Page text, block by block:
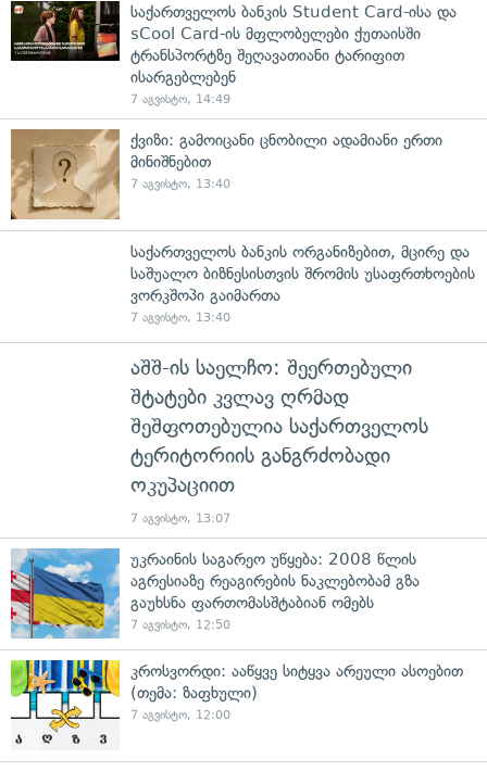
საქართველოს ბანკის Student Card-ისა და
sCool Card-ის მფლობელები ქუთაისში
ტრანსპორტზე შეღავათიანი ტარიფით
ისარგებლებენ
7 აგვისტო, 14:49
ქვიზი: გამოიცანი ცნობილი ადამიანი ერთი
მინიშნებით
7 აგვისტო, 13:40
საქართველოს ბანკის ორგანიზებით, მცირე და
საშუალო ბიზნესისთვის შრომის უსაფრთხოების
ვორკშოპი გაიმართა
7 აგვისტო, 13:40
აშშ-ის საელჩო: შეერთებული
შტატები კვლავ ღრმად
შეშფოთებულია საქართველოს
ტერიტორიის განგრძობადი
ოკუპაციით
7 აგვისტო, 13:07
უკრაინის საგარეო უწყება: 2008 წლის
აგრესიაზე რეაგირების ნაკლებობამ გზა
გაუხსნა ფართომასშტაბიან ომებს
7 აგვისტო, 12:50
კროსვორდი: ააწყვე სიტყვა არეული ასოებით
(თემა: ზაფხული)
7 აგვისტო, 12:00